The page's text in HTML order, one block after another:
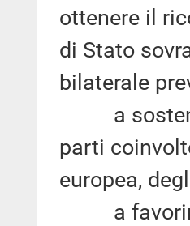
ottenere il
di Stato
bilaterale
a
parti
europea,
a favorire